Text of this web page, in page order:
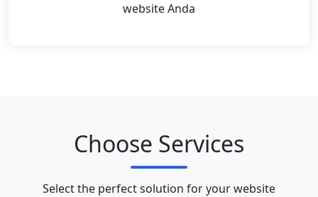
website Anda
Choose Services
Select the perfect solution for your website